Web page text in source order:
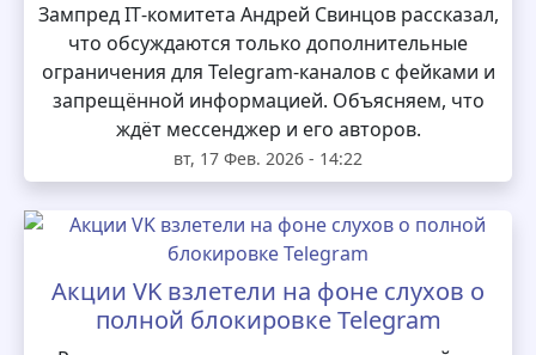
Зампред IT‑комитета Андрей Свинцов рассказал,
что обсуждаются только дополнительные
ограничения для Telegram‑каналов с фейками и
запрещённой информацией. Объясняем, что
ждёт мессенджер и его авторов.
вт, 17 Фев. 2026 - 14:22
Акции VK взлетели на фоне слухов о
полной блокировке Telegram